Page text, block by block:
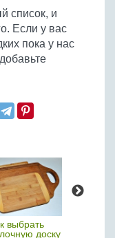
список, и
Если у вас
пока у нас
выбрать
доску